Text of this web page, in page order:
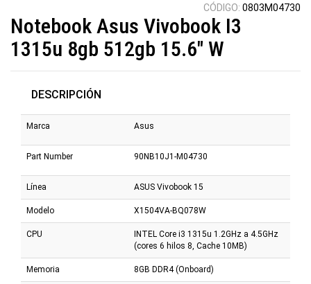
CÓDIGO: 0803M04730
Notebook Asus Vivobook I3
1315u 8gb 512gb 15.6" W
DESCRIPCIÓN
Marca Asus
Part Number 90NB10J1-M04730
Línea ASUS Vivobook 15
Modelo X1504VA-BQ078W
CPU
INTEL Core i3 1315u 1.2GHz a 4.5GHz
(cores 6 hilos 8, Cache 10MB)
Memoria 8GB DDR4 (Onboard)